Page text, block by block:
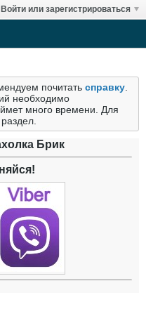
Войти или зарегистрироваться
почитать справку
необходимо
много времени. Для
Брик